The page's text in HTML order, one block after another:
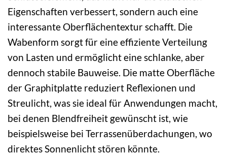
Eigenschaften verbessert, sondern auch eine
interessante Oberflächentextur schafft. Die
Wabenform sorgt für eine effiziente Verteilung
von Lasten und ermöglicht eine schlanke, aber
dennoch stabile Bauweise. Die matte Oberfläche
der Graphitplatte reduziert Reflexionen und
Streulicht, was sie ideal für Anwendungen macht,
bei denen Blendfreiheit gewünscht ist, wie
beispielsweise bei Terrassenüberdachungen, wo
direktes Sonnenlicht stören könnte.